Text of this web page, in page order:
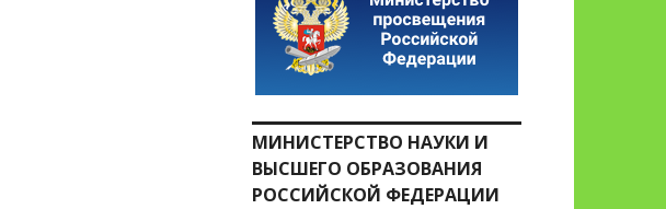
МИНИСТЕРСТВО НАУКИ И
ВЫСШЕГО ОБРАЗОВАНИЯ
РОССИЙСКОЙ ФЕДЕРАЦИИ